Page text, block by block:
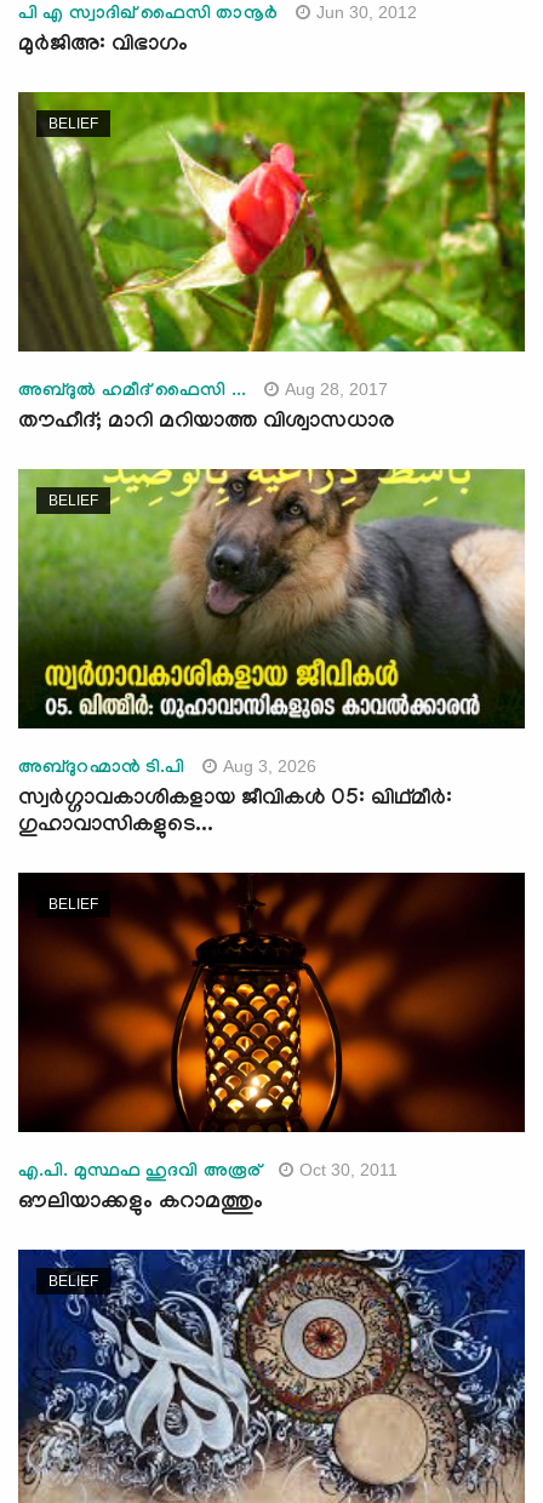
പി എ സ്വാദിഖ് ഫൈസി താനൂര്‍ Jun 30, 2012
മുര്‍ജിഅ: വിഭാഗം
BELIEF
അബ്ദുല്‍ ഹമീദ് ഫൈസി ... Aug 28, 2017
തൗഹീദ്; മാറി മറിയാത്ത വിശ്വാസധാര
BELIEF
അബ്ദുറഹ്മാന്‍ ടി.പി Aug 3, 2026
സ്വര്‍ഗ്ഗാവകാശികളായ ജീവികള്‍ 05: ഖിഥ്മീർ:
ഗുഹാവാസികളുടെ...
BELIEF
എ.പി. മുസ്ഥഫ ഹുദവി അരൂര് Oct 30, 2011
ഔലിയാക്കളും കറാമത്തും
BELIEF